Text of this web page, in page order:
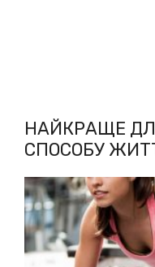
НАЙКРАЩЕ
СПОСОБУ